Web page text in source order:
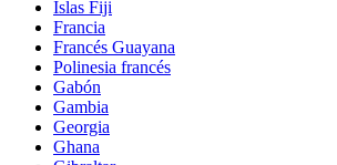
Islas Fiji
Francia
Francés Guayana
Polinesia francés
Gabón
Gambia
Georgia
Ghana